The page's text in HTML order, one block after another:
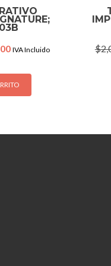
Current
is:
$1,090.00.
IVA Incluido
$